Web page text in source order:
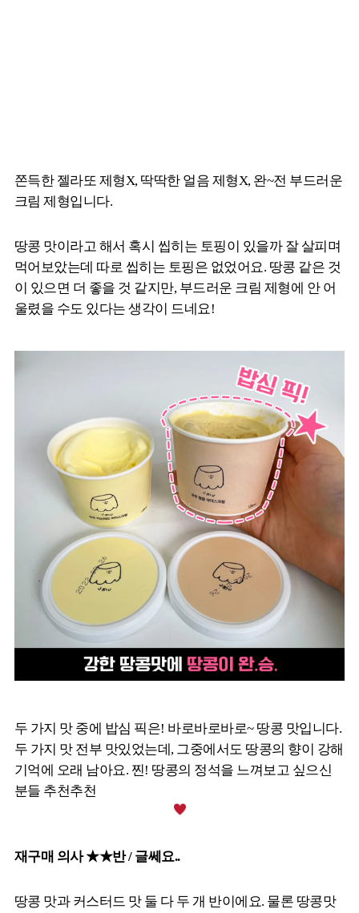
쫀득한 젤라또 제형X, 딱딱한 얼음 제형X, 완~전 부드러운
크림 제형입니다.
땅콩 맛이라고 해서 혹시 씹히는 토핑이 있을까 잘 살피며
먹어보았는데 따로 씹히는 토핑은 없었어요. 땅콩 같은 것
이 있으면 더 좋을 것 같지만, 부드러운 크림 제형에 안 어
울렸을 수도 있다는 생각이 드네요!
두 가지 맛 중에 밥심 픽은! 바로바로바로~ 땅콩 맛입니다.
두 가지 맛 전부 맛있었는데, 그중에서도 땅콩의 향이 강해
기억에 오래 남아요. 찐! 땅콩의 정석을 느껴보고 싶으신
분들 추천추천
재구매 의사 ★★반 / 글쎄요..
땅콩 맛과 커스터드 맛 둘 다 두 개 반이에요. 물론 땅콩맛